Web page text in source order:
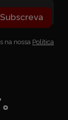
Subscreva
na nossa Política